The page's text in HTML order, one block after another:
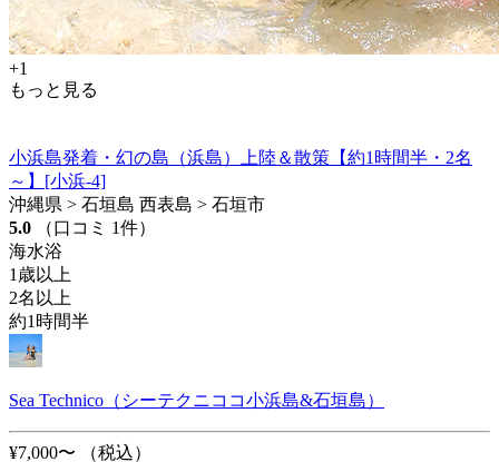
+1
もっと見る
小浜島発着・幻の島（浜島）上陸＆散策【約1時間半・2名
～】[小浜-4]
沖縄県 > 石垣島 西表島 > 石垣市
5.0
（口コミ 1件）
海水浴
1歳以上
2名以上
約1時間半
Sea Technico（シーテクニココ小浜島&石垣島）
¥7,000〜 （税込）